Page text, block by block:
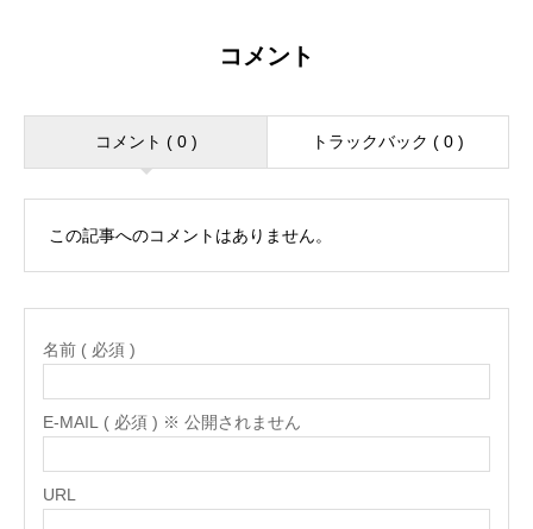
コメント
コメント ( 0 ) トラックバック ( 0 )
この記事へのコメントはありません。
名前 ( 必須 )
E-MAIL ( 必須 ) ※ 公開されません
URL